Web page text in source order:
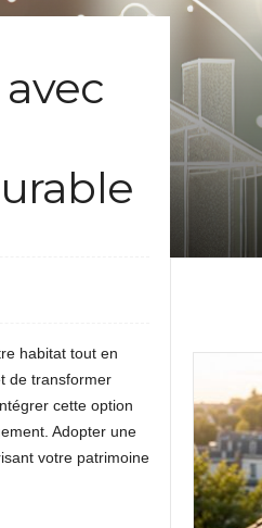
habitat tout en
de transformer
cette option
Adopter une
votre patrimoine